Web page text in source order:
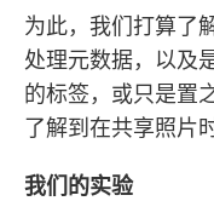
为此，我们打算了
处理元数据，以及
的标签，或只是置
了解到在共享照片
我们的实验